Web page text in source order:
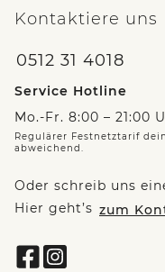
Kontaktiere uns
0512 31 4018
Service Hotline
Mo.-Fr. 8:00 – 21:00
Regulärer Festnetztarif
abweichend.
Oder schreib uns
Hier geht’s zum